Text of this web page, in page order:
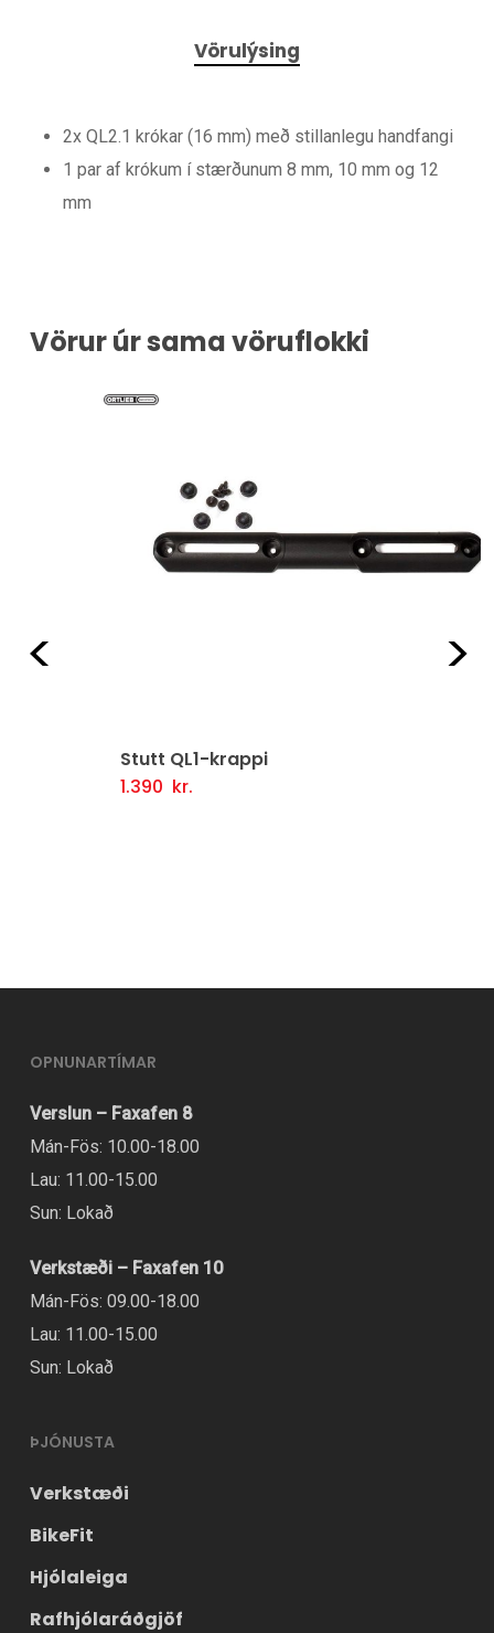
Vörulýsing
2x QL2.1 krókar (16 mm) með stillanlegu handfangi
1 par af krókum í stærðunum 8 mm, 10 mm og 12
mm
Vörur úr sama vöruflokki
Stutt QL1-krappi
kr.
Setja Í Körfu
OPNUNARTÍMAR
Verslun – Faxafen 8
Mán-Fös: 10.00-18.00
Lau: 11.00-15.00
Sun: Lokað
Verkstæði – Faxafen 10
Mán-Fös: 09.00-18.00
Lau: 11.00-15.00
Sun: Lokað
ÞJÓNUSTA
Verkstæði
BikeFit
Hjólaleiga
Rafhjólaráðgjöf